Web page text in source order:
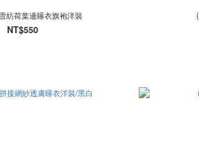
紡荷葉邊睡衣旗袍洋裝
NT$550